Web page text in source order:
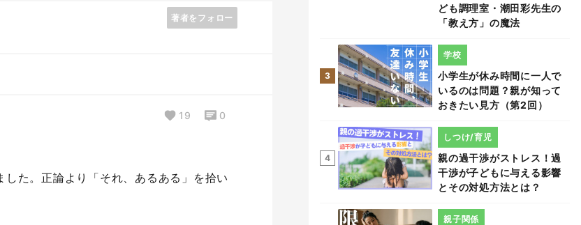
著者をフォロー
19 0
た。正論より「それ、あるある」を拾い
ども調理室・潮田彩先生の
「教え方」の魔法
3
小学生が休み時間に一人で
いるのは問題？親が知って
おきたい見方（第2回）
学校
4
親の過干渉がストレス！過
干渉が子どもに与える影響
とその対処方法とは？
しつけ/育児
親子関係